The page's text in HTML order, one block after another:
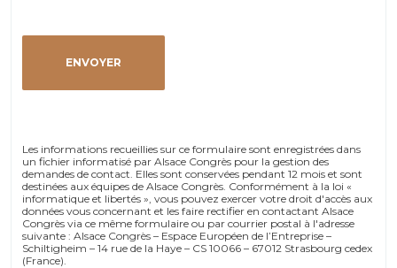
Les informations recueillies sur ce formulaire sont enregistrées dans
un fichier informatisé par Alsace Congrès pour la gestion des
demandes de contact. Elles sont conservées pendant 12 mois et sont
destinées aux équipes de Alsace Congrès. Conformément à la loi «
informatique et libertés », vous pouvez exercer votre droit d'accès aux
données vous concernant et les faire rectifier en contactant Alsace
Congrès via ce même formulaire ou par courrier postal à l'adresse
suivante : Alsace Congrès – Espace Européen de l’Entreprise –
Schiltigheim – 14 rue de la Haye – CS 10066 – 67012 Strasbourg cedex
(France).